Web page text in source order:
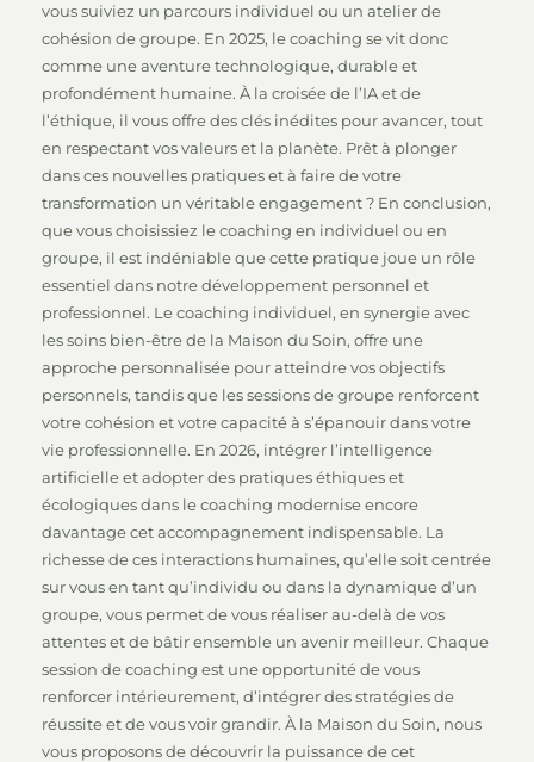
vous suiviez un parcours individuel ou un atelier de
cohésion de groupe. En 2025, le coaching se vit donc
comme une aventure technologique, durable et
profondément humaine. À la croisée de l’IA et de
l’éthique, il vous offre des clés inédites pour avancer, tout
en respectant vos valeurs et la planète. Prêt à plonger
dans ces nouvelles pratiques et à faire de votre
transformation un véritable engagement ? En conclusion,
que vous choisissiez le coaching en individuel ou en
groupe, il est indéniable que cette pratique joue un rôle
essentiel dans notre développement personnel et
professionnel. Le coaching individuel, en synergie avec
les soins bien-être de la Maison du Soin, offre une
approche personnalisée pour atteindre vos objectifs
personnels, tandis que les sessions de groupe renforcent
votre cohésion et votre capacité à s’épanouir dans votre
vie professionnelle. En 2026, intégrer l’intelligence
artificielle et adopter des pratiques éthiques et
écologiques dans le coaching modernise encore
davantage cet accompagnement indispensable. La
richesse de ces interactions humaines, qu’elle soit centrée
sur vous en tant qu’individu ou dans la dynamique d’un
groupe, vous permet de vous réaliser au-delà de vos
attentes et de bâtir ensemble un avenir meilleur. Chaque
session de coaching est une opportunité de vous
renforcer intérieurement, d’intégrer des stratégies de
réussite et de vous voir grandir. À la Maison du Soin, nous
vous proposons de découvrir la puissance de cet